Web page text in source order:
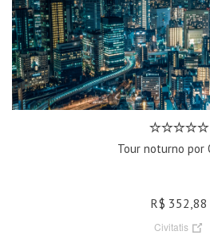
Tour noturno por
R$ 352,88
Civitatis